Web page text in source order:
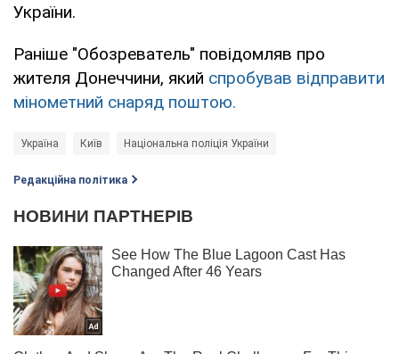
України.
Раніше "Обозреватель" повідомляв про
жителя Донеччини, який спробував відправити
мінометний снаряд поштою.
Україна Київ Національна поліція України
Редакційна політика